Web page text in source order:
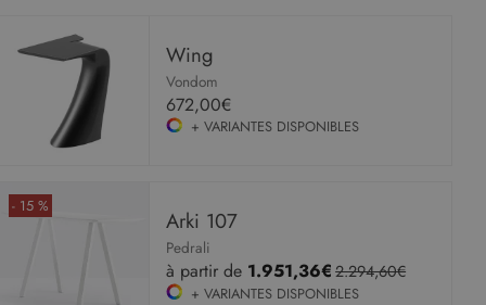
Wing
Vondom
672,00€
+ VARIANTES DISPONIBLES
- 15 %
Arki 107
Pedrali
à partir de 1.951,36€ 2.294,60€
+ VARIANTES DISPONIBLES